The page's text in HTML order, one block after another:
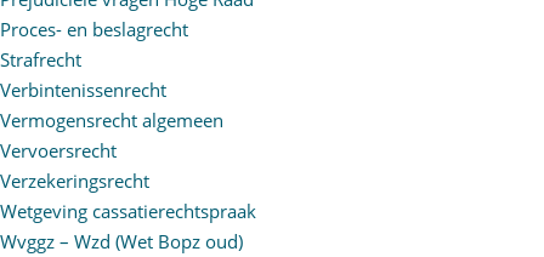
Proces- en beslagrecht
Strafrecht
Verbintenissenrecht
Vermogensrecht algemeen
Vervoersrecht
Verzekeringsrecht
Wetgeving cassatierechtspraak
Wvggz – Wzd (Wet Bopz oud)